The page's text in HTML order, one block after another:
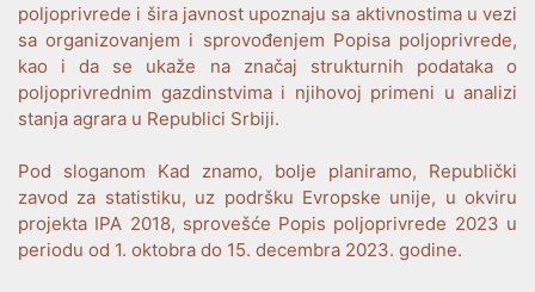
poljoprivrede i šira javnost upoznaju sa aktivnostima u vezi
sa organizovanjem i sprovođenjem Popisa poljoprivrede,
kao i da se ukaže na značaj strukturnih podataka o
poljoprivrednim gazdinstvima i njihovoj primeni u analizi
stanja agrara u Republici Srbiji.
Pod sloganom Kad znamo, bolje planiramo, Republički
zavod za statistiku, uz podršku Evropske unije, u okviru
projekta IPA 2018, sprovešće Popis poljoprivrede 2023 u
periodu od 1. oktobra do 15. decembra 2023. godine.